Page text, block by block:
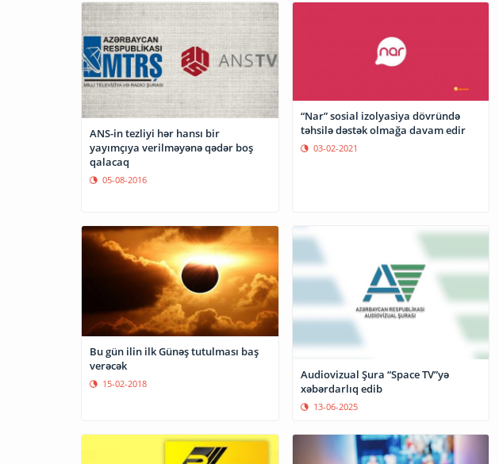
ANS-in tezliyi hər hansı bir
yayımçıya verilməyənə qədər boş
qalacaq
05-08-2016
“Nar” sosial izolyasiya dövründə
təhsilə dəstək olmağa davam edir
03-02-2021
Bu gün ilin ilk Günəş tutulması baş
verəcək
15-02-2018
Audiovizual Şura “Space TV”yə
xəbərdarlıq edib
13-06-2025